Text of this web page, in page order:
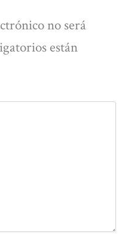
no será
están